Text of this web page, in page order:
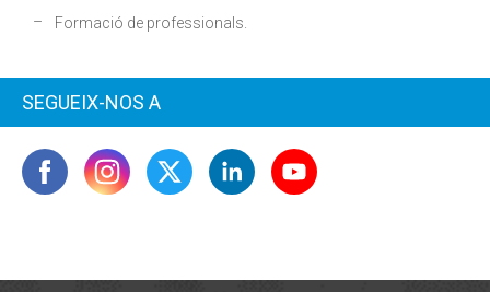
Formació de professionals.
SEGUEIX-NOS A